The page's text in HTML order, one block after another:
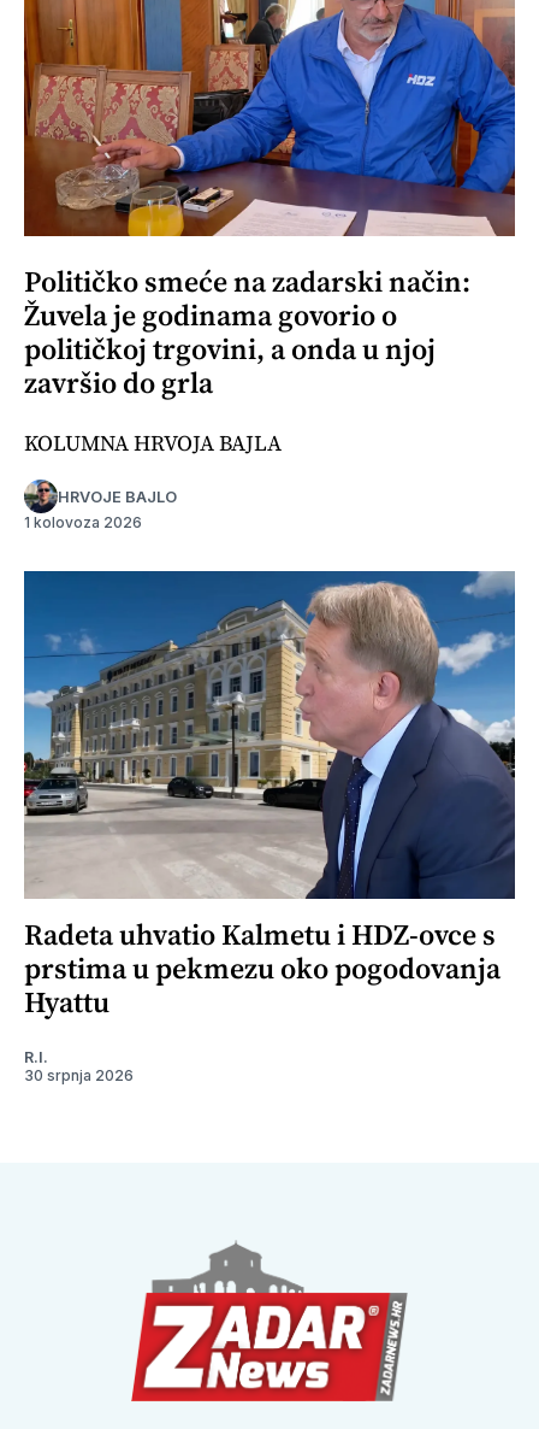
Političko smeće na zadarski način:
Žuvela je godinama govorio o
političkoj trgovini, a onda u njoj
završio do grla
KOLUMNA HRVOJA BAJLA
HRVOJE BAJLO
1 kolovoza 2026
Radeta uhvatio Kalmetu i HDZ-ovce s
prstima u pekmezu oko pogodovanja
Hyattu
R.I.
30 srpnja 2026